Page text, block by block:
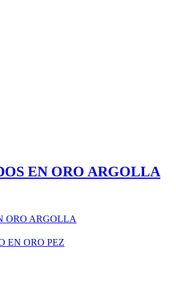
EN ORO ARGOLLA
ORO ARGOLLA